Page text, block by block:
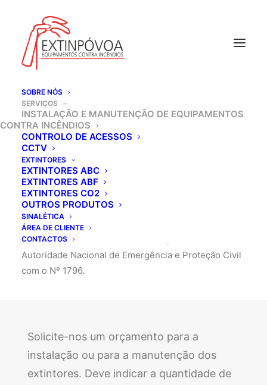
SOBRE NÓS
SERVIÇOS
INSTALAÇÃO E MANUTENÇÃO DE EQUIPAMENTOS
CONTRA INCÊNDIOS
CONTROLO DE ACESSOS
CCTV
EXTINTORES
EXTINTORES ABC
EXTINTORES ABF
EXTINTORES CO2
OUTROS PRODUTOS
SINALÉTICA
ÁREA DE CLIENTE
CONTACTOS
INSTALAÇÃO E
MANUTENÇÃO DE
EQUIPAMENTOS CONTRA
INCÊNDIOS
Somos especialistas na Instalação e Manutenção de
Extintores, estamos credenciados pela ANEPC-
Autoridade Nacional de Emergência e Proteção Civil
com o Nº 1796.
Solicite-nos um orçamento para a
instalação ou para a manutenção dos
extintores. Deve indicar a quantidade de